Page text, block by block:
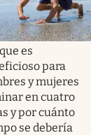
es
para
y mujeres
en cuatro
y por cuánto
se debería